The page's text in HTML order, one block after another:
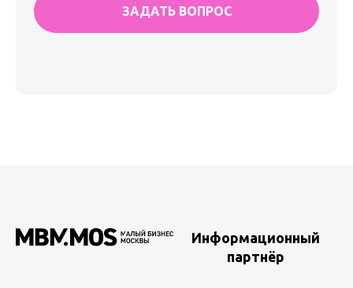
ЗАДАТЬ ВОПРОС
Информационный
партнёр